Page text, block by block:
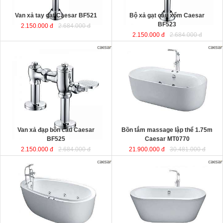
Van xả tay gạt Caesar BF521
2.150.000 đ
2.684.000 đ
Bộ xả gạt cầu xổm Caesar
BF523
2.150.000 đ
2.684.000 đ
Van xả đạp bồn cầu Caesar
BF525
2.150.000 đ
2.684.000 đ
Bồn tắm massage lập thể 1.75m
được sản xuất từ
sợi nhựa tổng hợp Acrylic có độ bền
cao, không bị ngả màu, chịu được
mọi nguồn nước, khó bể vỡ. Bề mặt
láng mịn dễ dàng vệ sinh.
Kích thước: 175x80x60 cm.
Bồn tắm massage lập thể 1.75m
Caesar MT0770
21.900.000 đ
30.481.000 đ
Bồn tắm nằm massage 1.8m kèm
vòi sen Caesar MT6480
xuất từ sợi nhựa tổng hợp Acrylic
có độ bền cao, không bị ngả màu,
chịu được mọi nguồn nước, khó bể
vỡ. Bề mặt b
láng mịn dễ dàng vệ
Bồn tắm nằm lập thể đặt sàn 1.7m
được sản xuất từ
sợi nhựa tổng hợp Acrylic có độ bền
cao, không bị ngả màu, chịu được
mọi nguồn nước, khó bể vỡ. Bề mặt
láng mịn dễ dàng vệ sinh.
Kích thước : 170x87x60 cm